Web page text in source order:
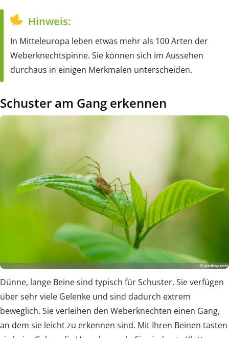
Hinweis:
In Mitteleuropa leben etwas mehr als 100 Arten der
Weberknechtspinne. Sie können sich im Aussehen
durchaus in einigen Merkmalen unterscheiden.
Schuster am Gang erkennen
Dünne, lange Beine sind typisch für Schuster. Sie verfügen
über sehr viele Gelenke und sind dadurch extrem
beweglich. Sie verleihen den Weberknechten einen Gang,
an dem sie leicht zu erkennen sind. Mit Ihren Beinen tasten